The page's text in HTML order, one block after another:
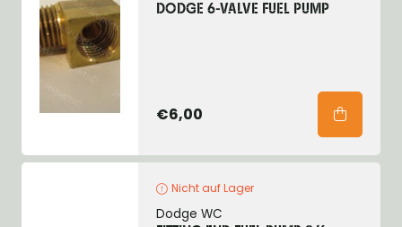
DODGE 6-VALVE FUEL PUMP
€6,00
Nicht auf Lager
Dodge WC